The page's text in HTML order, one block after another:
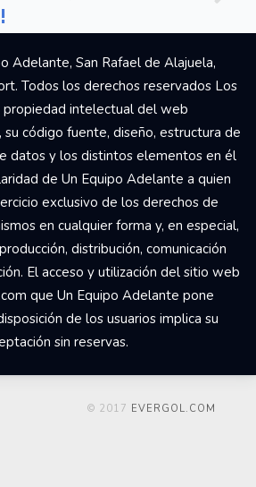
Adelante, San Rafael de Alajuela,
Todos los derechos reservados Los
propiedad intelectual del web
código fuente, diseño, estructura de
datos y los distintos elementos en él
de Un Equipo Adelante a quien
exclusivo de los derechos de
en cualquier forma y, en especial,
distribución, comunicación
El acceso y utilización del sitio web
que Un Equipo Adelante pone
de los usuarios implica su
sin reservas.
© 2017 EVERGOL.COM